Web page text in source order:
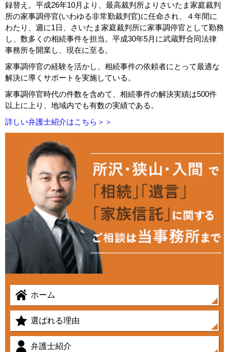
録替え。平成26年10月より、最高裁判所よりさいたま家庭裁判
所の家事調停官(いわゆる非常勤裁判官)に任命され、４年間に
わたり、週に1日、さいたま家庭裁判所に家事調停官として勤務
し、数多くの相続事件を担当。平成30年5月に武蔵野合同法律
事務所を開業し、現在に至る。
家事調停官の経験を活かし、相続事件の依頼者にとって最適な
解決に導くサポートを実施している。
家事調停官時代の件数を含めて、相続事件の解決実績は500件
以上に上り、地域内でも有数の実績である。
詳しい弁護士紹介はこちら＞＞
ホーム
選ばれる理由
弁護士紹介